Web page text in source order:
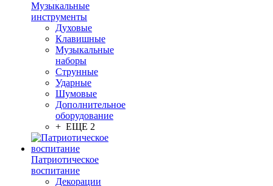
Музыкальные
инструменты
Духовые
Клавишные
Музыкальные
наборы
Струнные
Ударные
Шумовые
Дополнительное
оборудование
+ ЕЩЕ 2
Патриотическое
воспитание
Декорации